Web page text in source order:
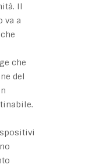
Il
va a
che
del